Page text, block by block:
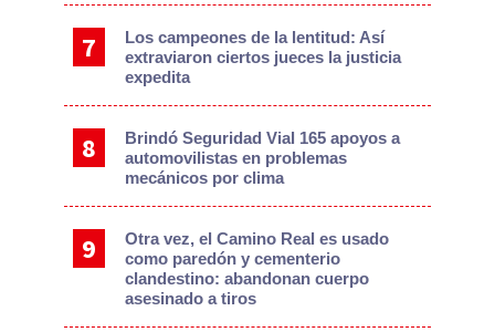
Los campeones de la lentitud: Así
extraviaron ciertos jueces la justicia
expedita
Brindó Seguridad Vial 165 apoyos a
automovilistas en problemas
mecánicos por clima
Otra vez, el Camino Real es usado
como paredón y cementerio
clandestino: abandonan cuerpo
asesinado a tiros